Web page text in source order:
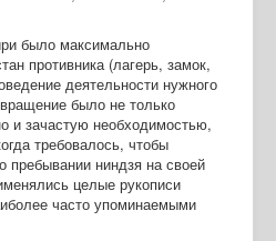
было максимально
противника (лагерь, замок,
деятельности нужного
было не только
и зачастую необходимостью,
требовалось, чтобы
пребывании ниндзя на своей
целые рукописи
часто упоминаемыми